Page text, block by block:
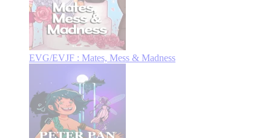
EVG/EVJF : Mates, Mess & Madness